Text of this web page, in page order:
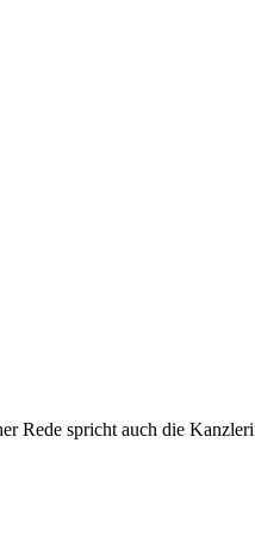
Rede spricht auch die